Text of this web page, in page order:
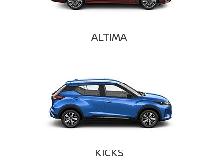
ALTIMA
KICKS